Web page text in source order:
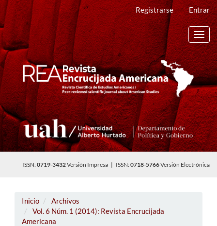
Navegación
principal
Contenido
principal
Barra
lateral
Registrarse Entrar
ISSN:0719-3432Versión Impresa | ISSN:0718-5766Versión Electrónica
Inicio
Archivos
Vol. 6 Núm. 1 (2014): Revista Encrucijada
Americana